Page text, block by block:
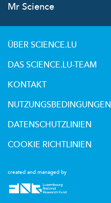
Mr Science
created and managed by
ÜBER SCIENCE.LU
DAS SCIENCE.LU-TEAM
KONTAKT
NUTZUNGSBEDINGUNGEN
DATENSCHUTZLINIEN
COOKIE RICHTLINIEN